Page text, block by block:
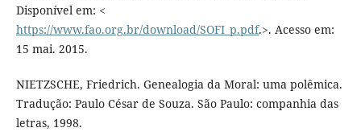
Disponível em: <
https://www.fao.org.br/download/SOFI_p.pdf.>. Acesso em:
15 mai. 2015.
NIETZSCHE, Friedrich. Genealogia da Moral: uma polêmica.
Tradução: Paulo César de Souza. São Paulo: companhia das
letras, 1998.